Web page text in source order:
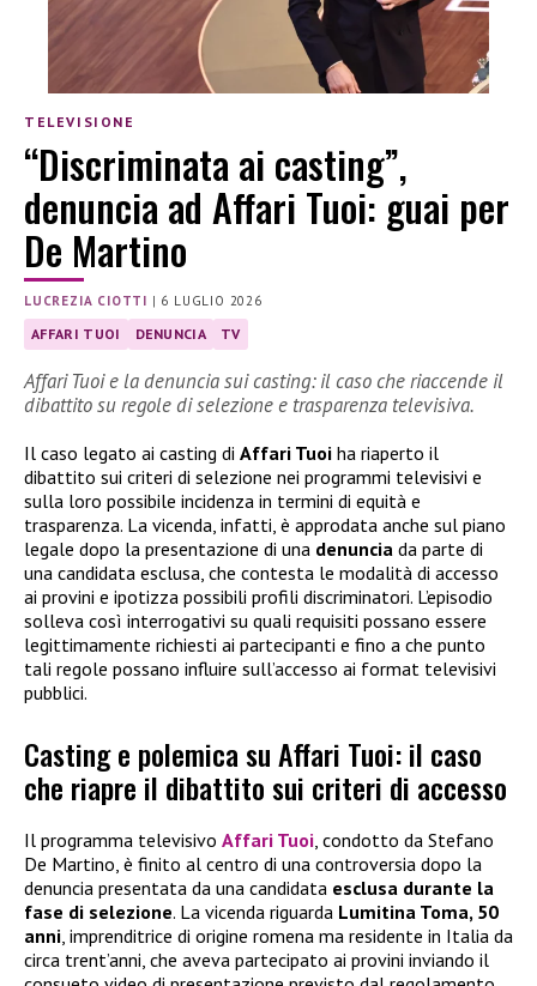
TELEVISIONE
“Discriminata ai casting”,
denuncia ad Affari Tuoi: guai per
De Martino
LUCREZIA CIOTTI | 6 LUGLIO 2026
AFFARI TUOI DENUNCIA TV
Affari Tuoi e la denuncia sui casting: il caso che riaccende il
dibattito su regole di selezione e trasparenza televisiva.
Il caso legato ai casting di Affari Tuoi ha riaperto il
dibattito sui criteri di selezione nei programmi televisivi e
sulla loro possibile incidenza in termini di equità e
trasparenza. La vicenda, infatti, è approdata anche sul piano
legale dopo la presentazione di una denuncia da parte di
una candidata esclusa, che contesta le modalità di accesso
ai provini e ipotizza possibili profili discriminatori. L’episodio
solleva così interrogativi su quali requisiti possano essere
legittimamente richiesti ai partecipanti e fino a che punto
tali regole possano influire sull’accesso ai format televisivi
pubblici.
Casting e polemica su Affari Tuoi: il caso
che riapre il dibattito sui criteri di accesso
Il programma televisivo Affari Tuoi , condotto da Stefano
De Martino, è finito al centro di una controversia dopo la
denuncia presentata da una candidata esclusa durante la
fase di selezione. La vicenda riguarda Lumitina Toma, 50
anni , imprenditrice di origine romena ma residente in Italia da
circa trent’anni, che aveva partecipato ai provini inviando il